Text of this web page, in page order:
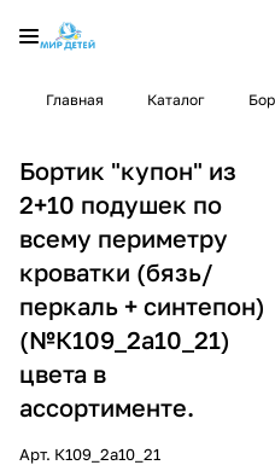
Главная Каталог
Бортик "купон" из
2+10 подушек по
всему периметру
кроватки (бязь/
перкаль + синтепон)
(№К109_2а10_21)
цвета в
ассортименте.
Арт. К109_2а10_21